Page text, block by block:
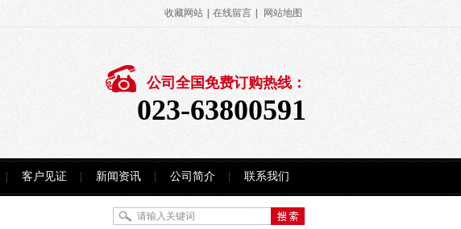
收藏网站 在线留言 网站地图
公司全国免费订购热线：
023-63800591
客户见证 新闻资讯 公司简介 联系我们